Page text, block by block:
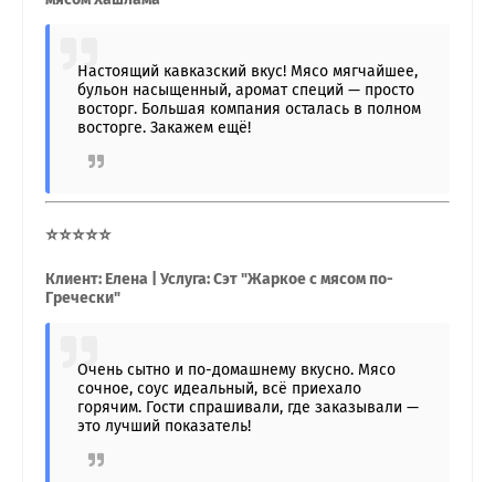
Настоящий кавказский вкус! Мясо мягчайшее,
бульон насыщенный, аромат специй — просто
восторг. Большая компания осталась в полном
восторге. Закажем ещё!
⭐⭐⭐⭐⭐
Клиент: Елена | Услуга: Сэт "Жаркое с мясом по-
Гречески"
Очень сытно и по-домашнему вкусно. Мясо
сочное, соус идеальный, всё приехало
горячим. Гости спрашивали, где заказывали —
это лучший показатель!